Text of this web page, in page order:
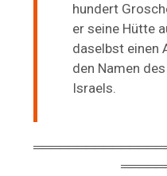
hundert
er seine Hütte
daselbst einen
den Namen
Israels.